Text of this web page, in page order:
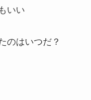
いい
のはいつだ？